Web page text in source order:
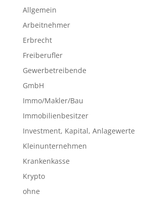
Allgemein
Arbeitnehmer
Erbrecht
Freiberufler
Gewerbetreibende
GmbH
Immo/Makler/Bau
Immobilienbesitzer
Investment, Kapital, Anlagewerte
Kleinunternehmen
Krankenkasse
Krypto
ohne